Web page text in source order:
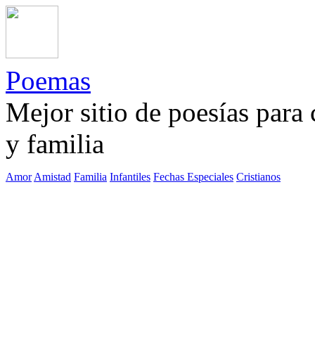
Poemas
Mejor sitio de poesías
y familia
Amor Amistad Familia Infantiles Fechas Especiales Cristianos